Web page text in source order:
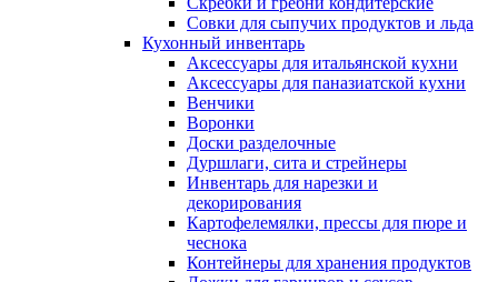
Совки для сыпучих продуктов и льда
Кухонный инвентарь
Аксессуары для итальянской кухни
Аксессуары для паназиатской кухни
Венчики
Воронки
Доски разделочные
Дуршлаги, сита и стрейнеры
Инвентарь для нарезки и
декорирования
Картофелемялки, прессы для пюре и
чеснока
Контейнеры для хранения продуктов